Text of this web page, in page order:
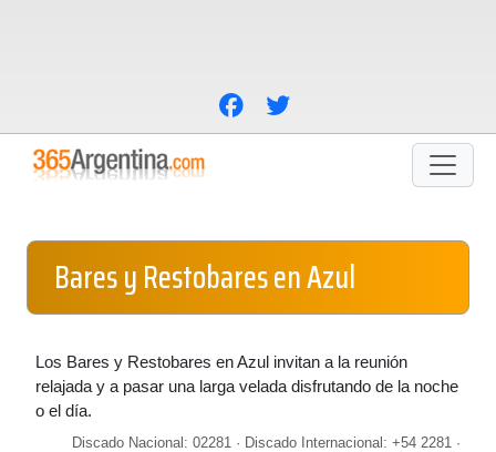
Bares y Restobares en Azul
Los Bares y Restobares en Azul invitan a la reunión
relajada y a pasar una larga velada disfrutando de la noche
o el día.
Discado Nacional: 02281 · Discado Internacional: +54 2281 ·